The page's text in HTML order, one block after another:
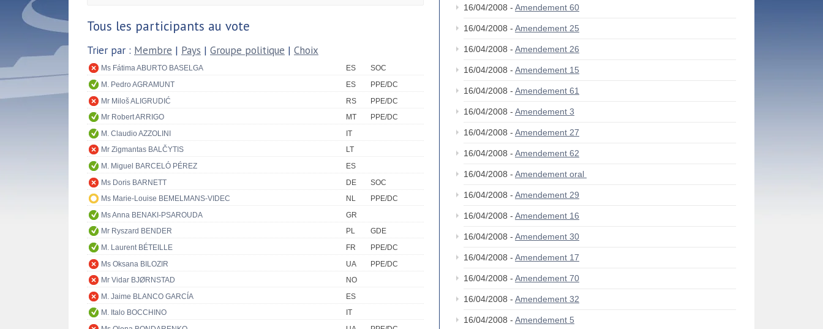
Tous les participants au vote
Trier par : Membre | Pays | Groupe politique | Choix
Ms Fátima ABURTO BASELGA ES
SOC
M. Pedro AGRAMUNT
ES
PPE/DC
Mr Miloš ALIGRUDIĆ
RS
PPE/DC
Mr Robert ARRIGO
MT
PPE/DC
M. Claudio AZZOLINI
IT
Mr Zigmantas BALČYTIS
LT
M. Miguel BARCELÓ PÉREZ
ES
Ms Doris BARNETT
DE
SOC
Ms Marie-Louise BEMELMANS-VIDEC
NL
PPE/DC
Ms Anna BENAKI-PSAROUDA
GR
Mr Ryszard BENDER
PL
GDE
M. Laurent BÉTEILLE
FR
PPE/DC
Ms Oksana BILOZIR
UA
PPE/DC
Mr Vidar BJØRNSTAD
NO
M. Jaime BLANCO GARCÍA
ES
M. Italo BOCCHINO
IT
16/04/2008 - Amendement 60
16/04/2008 - Amendement 25
16/04/2008 - Amendement 26
16/04/2008 - Amendement 15
16/04/2008 - Amendement 61
16/04/2008 - Amendement 3
16/04/2008 - Amendement 27
16/04/2008 - Amendement 62
16/04/2008 - Amendement oral
16/04/2008 - Amendement 29
16/04/2008 - Amendement 16
16/04/2008 - Amendement 30
16/04/2008 - Amendement 17
16/04/2008 - Amendement 70
16/04/2008 - Amendement 32
16/04/2008 - Amendement 5